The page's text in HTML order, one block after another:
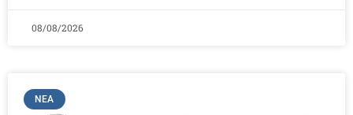
08/08/2026
ΝΈΑ